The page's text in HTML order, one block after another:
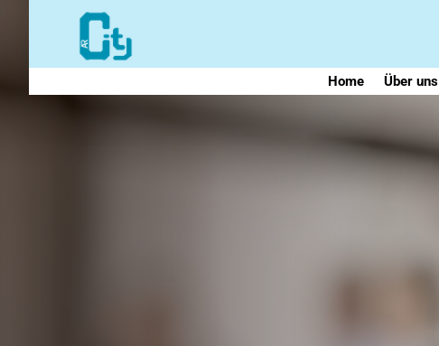
Home Über uns